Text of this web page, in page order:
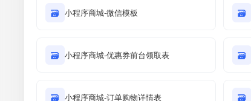
🗃 小程序商城-微信模板 🗃
🗃 小程序商城-优惠券前台领取表 🗃
🗃 小程序商城-订单购物详情表 🗃